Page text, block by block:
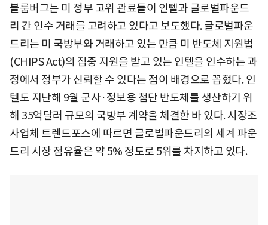
블룸버그는 미 정부 고위 관료들이 인텔과 글로벌파운드
리 간 인수 거래를 고려하고 있다고 보도했다. 글로벌파운
드리는 미 국방부와 거래하고 있는 만큼 미 반도체 지원법
(CHIPS Act)의 집중 지원을 받고 있는 인텔을 인수하는 과
정에서 정부가 신뢰할 수 있다는 점이 배경으로 꼽혔다. 인
텔도 지난해 9월 군사·정보용 첨단 반도체를 생산하기 위
해 35억달러 규모의 국방부 계약을 체결한 바 있다. 시장조
사업체 트렌드포스에 따르면 글로벌파운드리의 세계 파운
드리 시장 점유율은 약 5% 정도로 5위를 차지하고 있다.